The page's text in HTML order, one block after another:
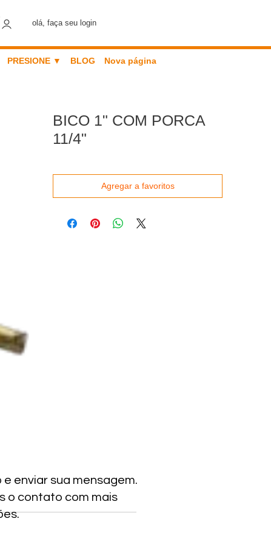
olá, faça seu login
PRESIONE ▼ BLOG Nova página
BICO 1" COM PORCA
11/4"
Agregar a favoritos
enviar sua mensagem.
o contato com mais